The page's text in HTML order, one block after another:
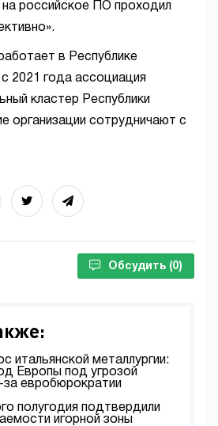
российское ПО проходил
в Республике
2021 года ассоциация
кластер Республики
организации сотрудничают с
Обсудить (0)
итальянской металлургии:
Европы под угрозой
за евробюрократии
полугодия подтвердили
игорной зоны